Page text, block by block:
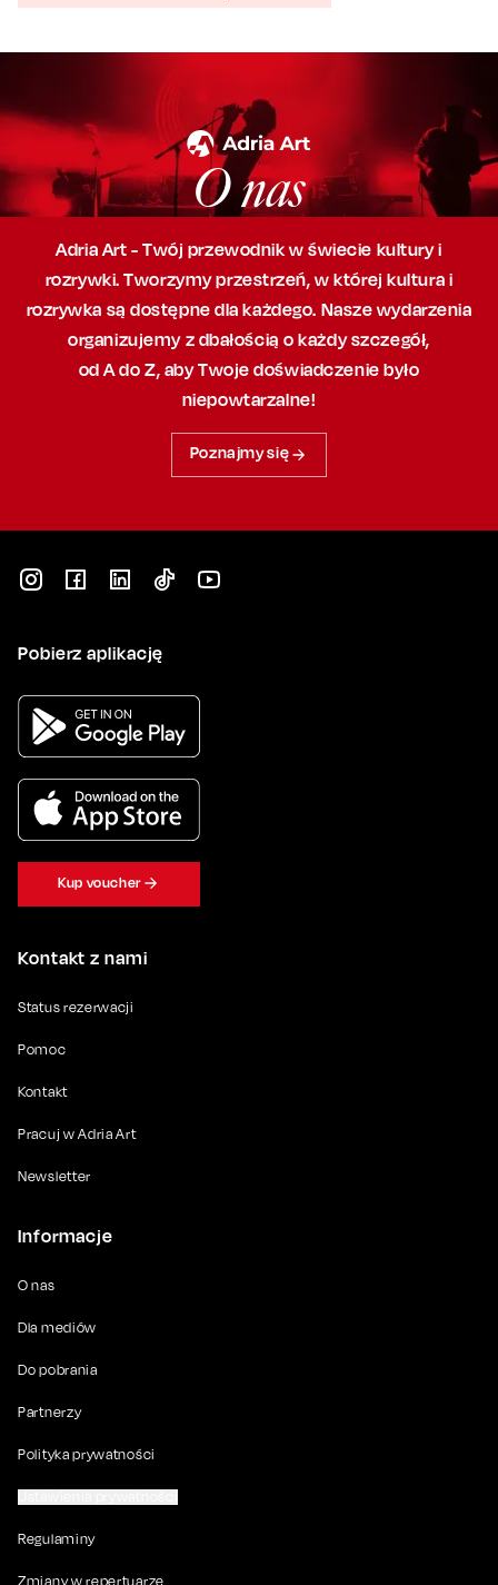
O nas
Adria Art - Twój przewodnik w świecie kultury i
rozrywki. Tworzymy przestrzeń,w której kultura i
rozrywka są dostępne dla każdego. Nasze wydarzenia
organizujemy z dbałością o każdy szczegół,
od A do Z, abyTwoje doświadczenie było
niepowtarzalne!
Poznajmy się
Kontakt z nami
Status rezerwacji
Pomoc
Kontakt
Pracuj w Adria Art
Newsletter
Informacje
O nas
Dla mediów
Do pobrania
Partnerzy
Polityka prywatności
Regulaminy
Zmiany w repertuarze
Pobierz aplikację
Kup voucher